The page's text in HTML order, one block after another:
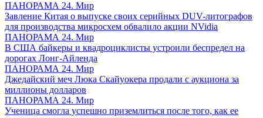
ПАНОРАМА 24. Мир
Завление Китая о выпуске своих серийных DUV-литографов
для производства микросхем обвалило акции NVidia
ПАНОРАМА 24. Мир
В США байкеры и квадроциклисты устроили беспредел на
дорогах Лонг-Айленда
ПАНОРАМА 24. Мир
Джедайский меч Люка Скайуокера продали с аукциона за
миллионы долларов
ПАНОРАМА 24. Мир
Ученица смогла успешно приземлиться после того, как ее